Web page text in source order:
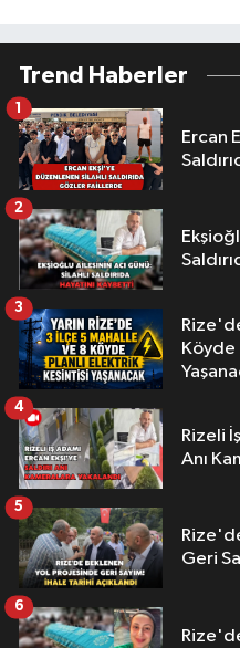
Trend Haberler
Ercan Ekşi'ye
1
2
Köyde
3
Rizeli
Anı
4
Geri
5
6